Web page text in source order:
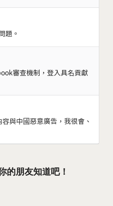
題。
審查機制，登入具名貢獻
與中國惡意廣告，我很會、
的朋友知道吧！